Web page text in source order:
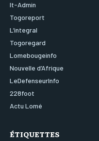
It-Admin
Togoreport
L’integral
Togoregard
Lomebougeinfo
Nouvelle d’Afrique
LeDefenseurInfo
228foot
Actu Lomé
ÉTIQUETTES